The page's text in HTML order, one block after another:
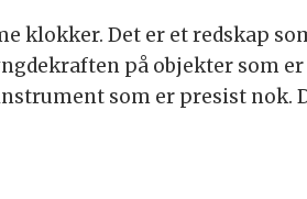
klokker. Det er et redskap
på objekter som
som er presist nok.